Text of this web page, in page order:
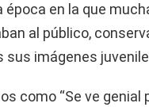
época en la que
al público,
sus imágenes
como “Se ve genial